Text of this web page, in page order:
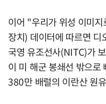
이어 "우리가 위성 이미
장치) 데이터에 따르면
국영 유조선사(NITC)가
이 미 해군 봉쇄선 밖으로
380만 배럴의 이란산 원